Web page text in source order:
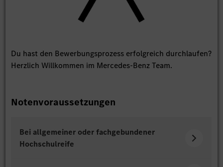
Du hast den Bewerbungsprozess erfolgreich durchlaufen?
Herzlich Willkommen im Mercedes-Benz Team.
Notenvoraussetzungen
Bei allgemeiner oder fachgebundener
Hochschulreife